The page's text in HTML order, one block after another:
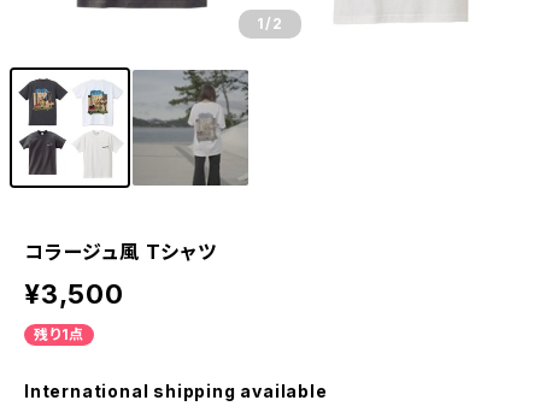
1 /2
コラージュ風 Tシャツ
¥3,500
残り1点
International shipping available